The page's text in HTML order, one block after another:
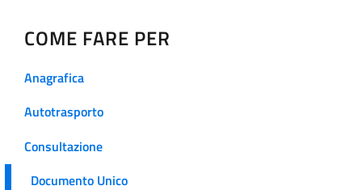
COME FARE PER
Anagrafica
Autotrasporto
Consultazione
Documento Unico